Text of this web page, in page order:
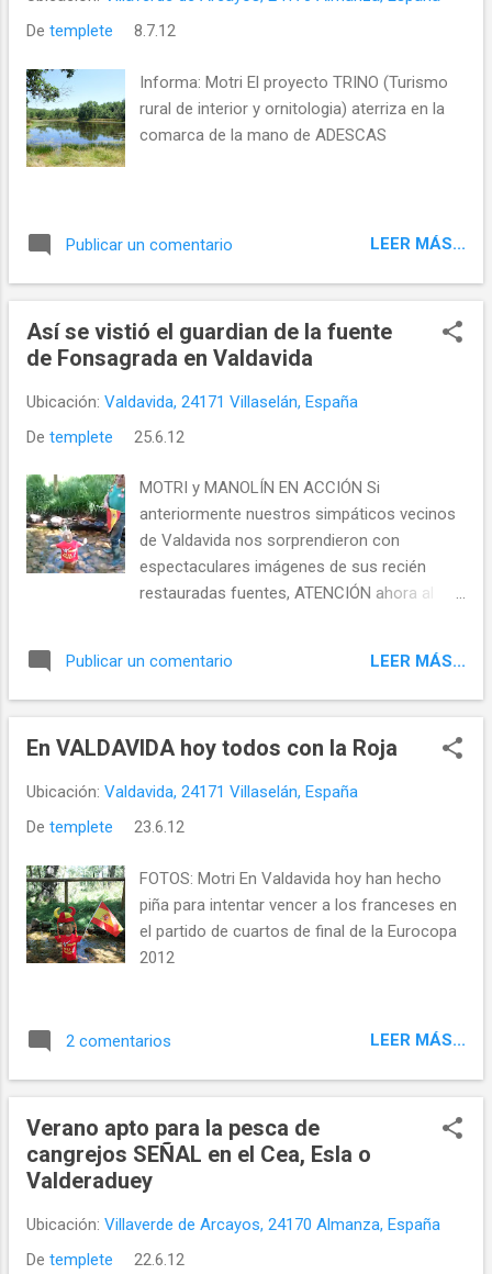
De templete 8.7.12
Informa: Motri El proyecto TRINO (Turismo
rural de interior y ornitologia) aterriza en la
comarca de la mano de ADESCAS
Publicar un comentario LEER MÁS...
Así se vistió el guardian de la fuente
de Fonsagrada en Valdavida
Ubicación: Valdavida, 24171 Villaselán, España
De templete 25.6.12
MOTRI y MANOLÍN EN ACCIÓN Si
anteriormente nuestros simpáticos vecinos
de Valdavida nos sorprendieron con
espectaculares imágenes de sus recién
restauradas fuentes, ATENCIÓN ahora al
animar a la selección española en su
enfrentamiento con Francia, tal y como os
Aquí teneis a los principales artífices del
manantiales de Valdavida (el pueblo de las
101 fuentes)
Publicar un comentario LEER MÁS...
En VALDAVIDA hoy todos con la Roja
Ubicación: Valdavida, 24171 Villaselán, España
De templete 23.6.12
FOTOS: Motri En Valdavida hoy han hecho
piña para intentar vencer a los franceses en
el partido de cuartos de final de la Eurocopa
2012
2 comentarios LEER MÁS...
Verano apto para la pesca de
cangrejos SEÑAL en el Cea, Esla o
Valderaduey
Ubicación: Villaverde de Arcayos, 24170 Almanza, España
De templete 22.6.12